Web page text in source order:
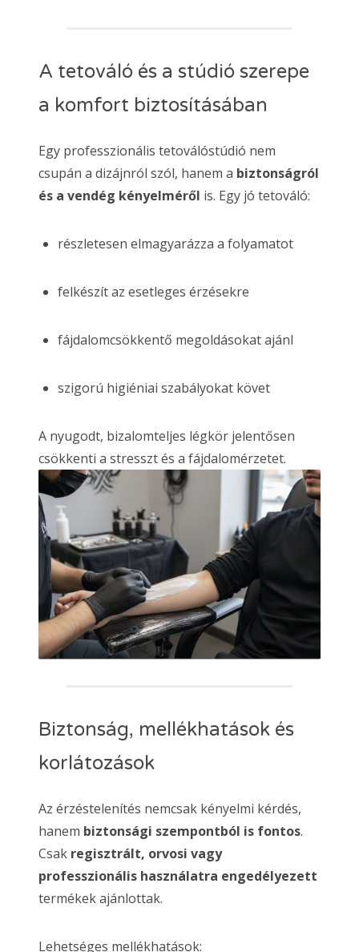
A tetováló és a stúdió szerepe
a komfort biztosításában
Egy professzionális tetoválóstúdió nem
csupán a dizájnról szól, hanem a biztonságról
és a vendég kényelméről is. Egy jó tetováló:
részletesen elmagyarázza a folyamatot
felkészít az esetleges érzésekre
fájdalomcsökkentő megoldásokat ajánl
szigorú higiéniai szabályokat követ
A nyugodt, bizalomteljes légkör jelentősen
csökkenti a stresszt és a fájdalomérzetet.
Biztonság, mellékhatások és
korlátozások
Az érzéstelenítés nemcsak kényelmi kérdés,
hanem biztonsági szempontból is fontos.
Csak regisztrált, orvosi vagy
professzionális használatra engedélyezett
termékek ajánlottak.
Lehetséges mellékhatások: